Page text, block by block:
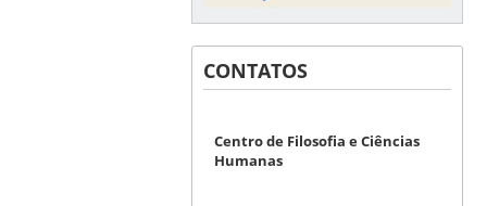
CONTATOS
Centro de Filosofia e Ciências
Humanas